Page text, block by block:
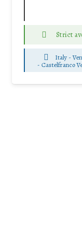
Strict
Italy -
- Castelfranco